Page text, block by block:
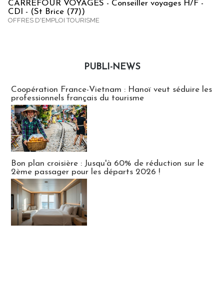
CARREFOUR VOYAGES - Conseiller voyages H/F -
CDI - (St Brice (77))
OFFRES D'EMPLOI TOURISME
PUBLI-NEWS
Coopération France-Vietnam : Hanoï veut séduire les
professionnels français du tourisme
Bon plan croisière : Jusqu'à 60% de réduction sur le
2ème passager pour les départs 2026 !